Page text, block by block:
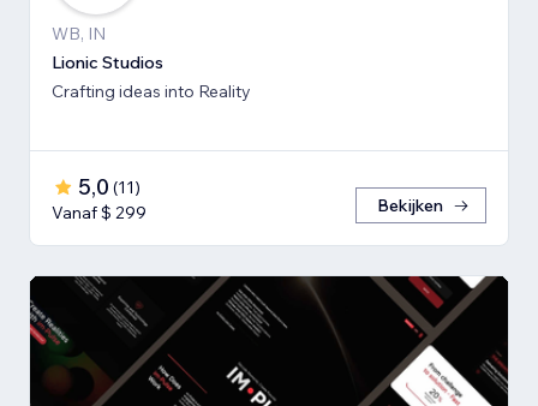
WB, IN
Lionic Studios
Crafting ideas into Reality
5,0 (11)
Vanaf $ 299
Bekijken